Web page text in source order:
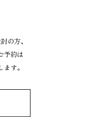
の方、
予約は
す。